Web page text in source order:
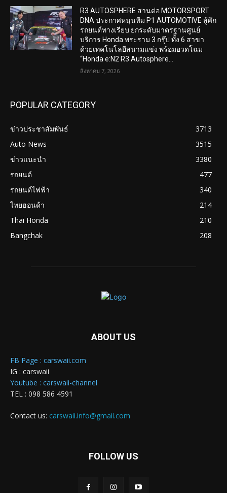
R3 AUTOSPHERE สานต่อ MOTORSPORT
DNA ประกาศหนุนทีม P1 AUTOMOTIVE สู้ศึก
รถยนต์ทางเรียบ ยกระดับมาตรฐานศูนย์
บริการ Honda พระราม 3 กรุ๊ป ทั้ง 6 สาขา
ด้วยเทคโนโลยีสนามแข่ง พร้อมอวดโฉม
“Honda e:N2 R3 Autosphere...
สิงหาคม 7, 2026
POPULAR CATEGORY
ข่าวประชาสัมพันธ์
3713
Auto News
3515
ข่าวแนะนำ
3380
รถยนต์
477
รถยนต์ไฟฟ้า
340
ไทยฮอนด้า
214
Thai Honda
210
Bangchak
208
ABOUT US
FB Page : carswaii.com
IG : carswaii
Youtube : carswaii-channel
TEL : 098 586 4591
Contact us: carswaii.info@gmail.com
FOLLOW US